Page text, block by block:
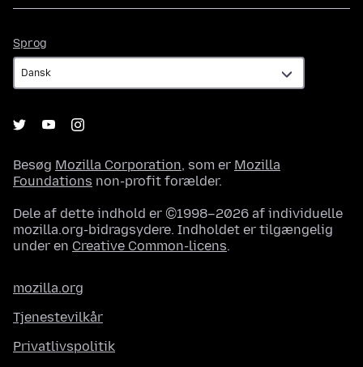
Sprog
Besøg Mozilla Corporation, som er Mozilla
Foundations non-profit forælder.
Dele af dette indhold er ©1998–2026 af individuelle
mozilla.org-bidragsydere. Indholdet er tilgængelig
under en Creative Common-licens.
mozilla.org
Tjenestevilkår
Privatlivspolitik